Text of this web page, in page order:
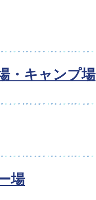
・キャンプ場
場